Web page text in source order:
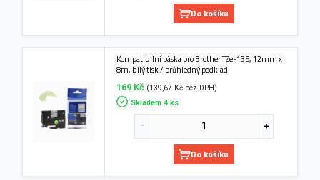
Do košíku
Kompatibilní páska pro Brother TZe-135, 12mm x
8m, bílý tisk / průhledný podklad
169 Kč (139,67 Kč bez DPH)
Skladem 4 ks
Do košíku